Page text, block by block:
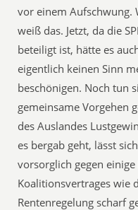
vor einem Aufschwung.
weiß das. Jetzt, da die
beteiligt ist, hätte es
eigentlich keinen Sinn
beschönigen. Noch tun
gemeinsame Vorgehen
des Auslandes
es bergab geht, lässt
vorsorglich gegen
Koalitionsvertrages wie
Rentenregelung scharf